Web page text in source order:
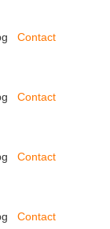
Contact
Contact
Contact
Contact